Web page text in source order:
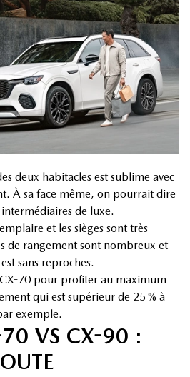
deux habitacles est sublime avec
À sa face même, on pourrait dire
intermédiaires de luxe.
et les sièges sont très
de rangement sont nombreux et
sans reproches.
70 pour profiter au maximum
qui est supérieur de 25 % à
exemple.
VS CX-90 :